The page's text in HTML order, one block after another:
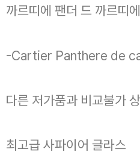
까르띠에 팬더 드 까르띠
-Cartier Panthere de
다른 저가품과 비교불가
최고급 사파이어 글라스